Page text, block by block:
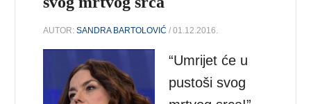
AUTOR:SANDRA BARTOLOVIĆ / 01.12.2016.
“Umrijet će u
pustoši svog